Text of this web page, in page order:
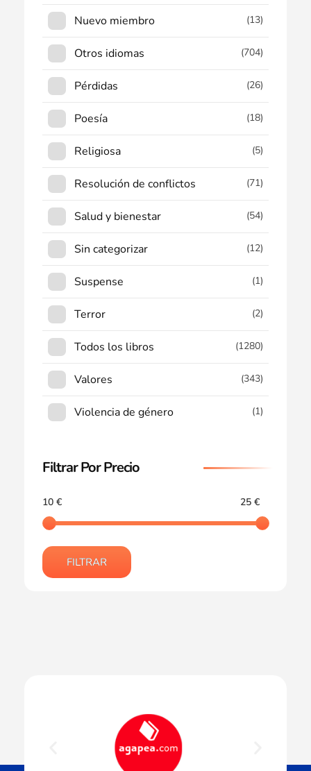
Nuevo miembro (13)
Otros idiomas (704)
Pérdidas (26)
Poesía (18)
Religiosa (5)
Resolución de conflictos (71)
Salud y bienestar (54)
Sin categorizar (12)
Suspense (1)
Terror (2)
Todos los libros (1280)
Valores (343)
Violencia de género (1)
Filtrar Por Precio
10 € 25 €
FILTRAR